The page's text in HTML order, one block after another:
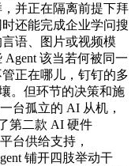
并正在隔离前提下拜
还能完成企业学问搜
语、图片或视频模
该当若何被同一
正在哪儿，钉钉的多
。但环节的决策和施
台孤立的 AI 从机，
第二款 AI 硬件
台供给支持，
铺开四肢举动干